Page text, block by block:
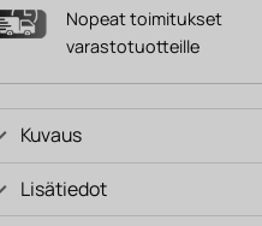
Nopeat toimitukset
varastotuotteille
Kuvaus
Lisätiedot